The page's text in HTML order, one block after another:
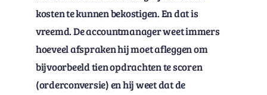
kosten te kunnen bekostigen. En dat is
vreemd.De accountmanager weet immers
hoeveel afspraken hij moet afleggen om
bijvoorbeeld tien opdrachten te scoren
(orderconversie) en hij weet dat de